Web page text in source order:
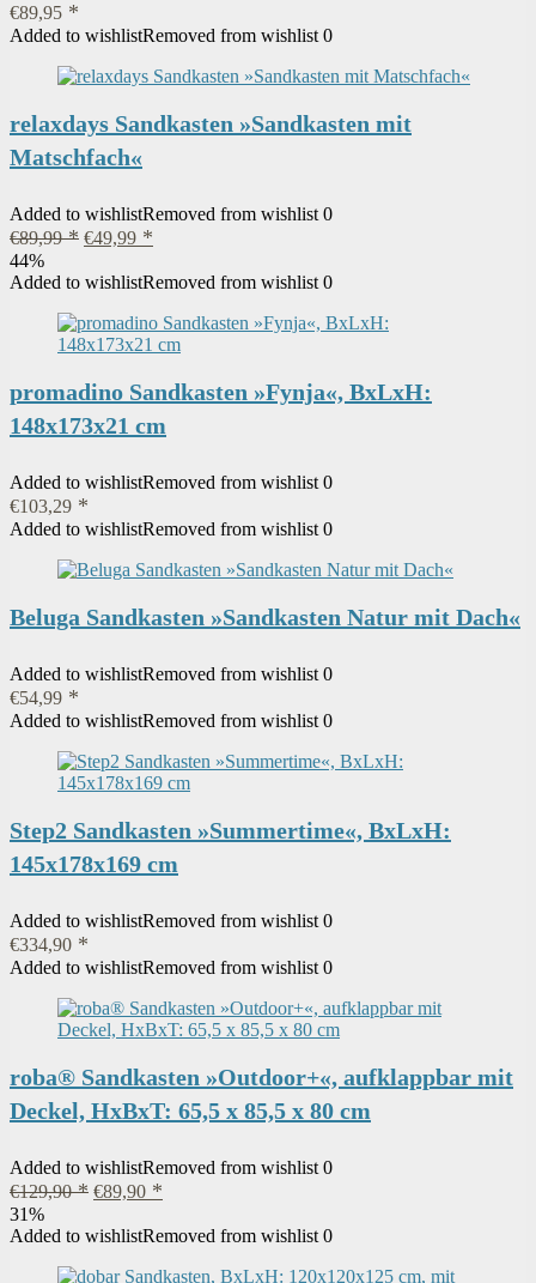
€89,95
Added to wishlistRemoved from wishlist 0
relaxdays Sandkasten »Sandkasten mit
Matschfach«
Added to wishlistRemoved from wishlist 0
€89,99
Ursprünglicher
war:
€49,99
ist:
44%
Added to wishlistRemoved from wishlist 0
promadino Sandkasten »Fynja«, BxLxH:
148x173x21 cm
Added to wishlistRemoved from wishlist 0
€103,29
Added to wishlistRemoved from wishlist 0
Beluga Sandkasten »Sandkasten Natur mit Dach«
Added to wishlistRemoved from wishlist 0
€54,99
Added to wishlistRemoved from wishlist 0
Step2 Sandkasten »Summertime«, BxLxH:
145x178x169 cm
Added to wishlistRemoved from wishlist 0
€334,90
Added to wishlistRemoved from wishlist 0
roba® Sandkasten »Outdoor+«, aufklappbar mit
Deckel, HxBxT: 65,5 x 85,5 x 80 cm
Added to wishlistRemoved from wishlist 0
€129,90
Ursprünglicher
war:
€89,90
ist:
31%
Added to wishlistRemoved from wishlist 0